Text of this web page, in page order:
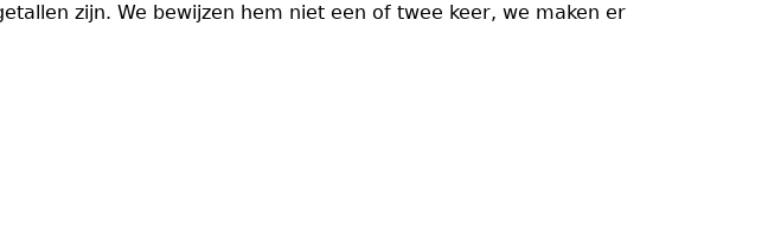
zijn. We bewijzen hem niet een of twee keer, we maken er